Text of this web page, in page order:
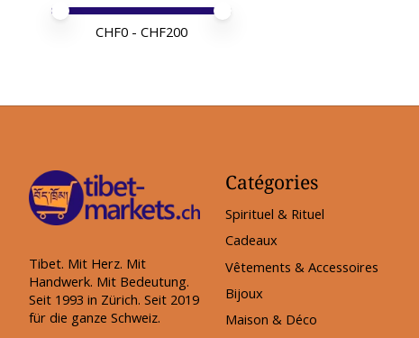
Prix minimum
Price maximum value
CHF0 - CHF200
Tibet. Mit Herz. Mit
Handwerk. Mit Bedeutung.
Seit 1993 in Zürich. Seit 2019
für die ganze Schweiz.
Catégories
Spirituel & Rituel
Cadeaux
Vêtements & Accessoires
Bijoux
Maison & Déco